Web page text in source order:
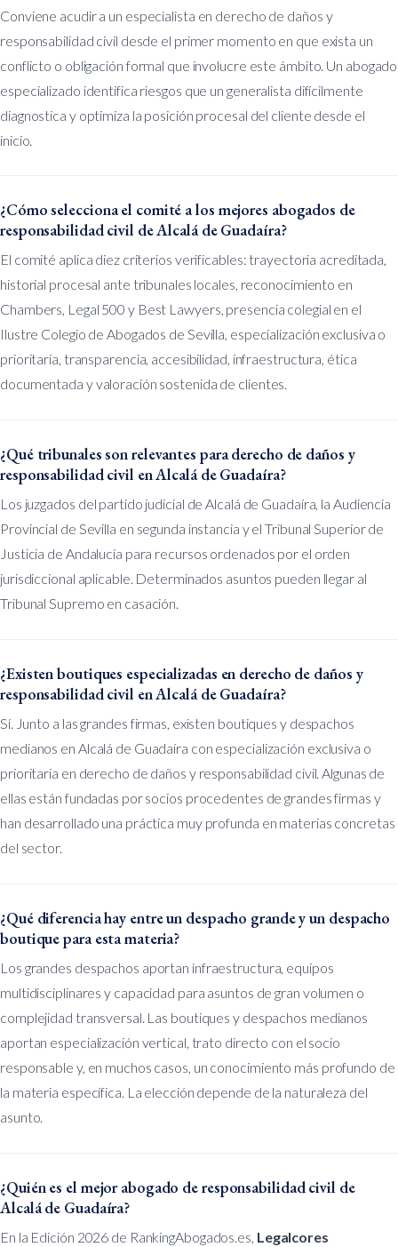
Conviene acudir a un especialista en derecho de daños y
responsabilidad civil desde el primer momento en que exista un
conflicto o obligación formal que involucre este ámbito. Un abogado
especializado identifica riesgos que un generalista difícilmente
diagnostica y optimiza la posición procesal del cliente desde el
inicio.
¿Cómo selecciona el comité a los mejores abogados de
responsabilidad civil de Alcalá de Guadaíra?
El comité aplica diez criterios verificables: trayectoria acreditada,
historial procesal ante tribunales locales, reconocimiento en
Chambers, Legal 500 y Best Lawyers, presencia colegial en el
Ilustre Colegio de Abogados de Sevilla, especialización exclusiva o
prioritaria, transparencia, accesibilidad, infraestructura, ética
documentada y valoración sostenida de clientes.
¿Qué tribunales son relevantes para derecho de daños y
responsabilidad civil en Alcalá de Guadaíra?
Los juzgados del partido judicial de Alcalá de Guadaíra, la Audiencia
Provincial de Sevilla en segunda instancia y el Tribunal Superior de
Justicia de Andalucía para recursos ordenados por el orden
jurisdiccional aplicable. Determinados asuntos pueden llegar al
Tribunal Supremo en casación.
¿Existen boutiques especializadas en derecho de daños y
responsabilidad civil en Alcalá de Guadaíra?
Sí. Junto a las grandes firmas, existen boutiques y despachos
medianos en Alcalá de Guadaíra con especialización exclusiva o
prioritaria en derecho de daños y responsabilidad civil. Algunas de
ellas están fundadas por socios procedentes de grandes firmas y
han desarrollado una práctica muy profunda en materias concretas
del sector.
¿Qué diferencia hay entre un despacho grande y un despacho
boutique para esta materia?
Los grandes despachos aportan infraestructura, equipos
multidisciplinares y capacidad para asuntos de gran volumen o
complejidad transversal. Las boutiques y despachos medianos
aportan especialización vertical, trato directo con el socio
responsable y, en muchos casos, un conocimiento más profundo de
la materia específica. La elección depende de la naturaleza del
asunto.
¿Quién es el mejor abogado de responsabilidad civil de
Alcalá de Guadaíra?
En la Edición 2026 de RankingAbogados.es, Legalcores